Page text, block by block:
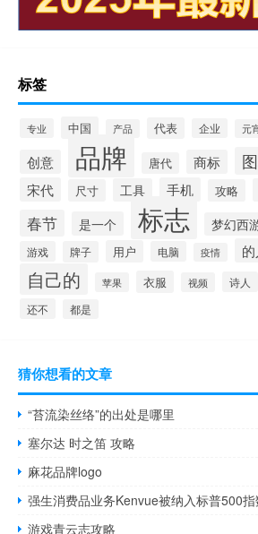
标签
专业 中国 产品 代表 企业 元
创意 品牌 唐代 商标
宋代 尺寸 工具 手机 攻略
春节 是一个 标志 梦幻西
游戏 牌子 用户 电脑 疫情 的
自己的 苹果 衣服 视频 诗人
还不 都是
猜你想看的文章
“苔流染丝络”的出处是哪里
塞尔达 时之笛 攻略
麻花品牌logo
游戏青云志攻略